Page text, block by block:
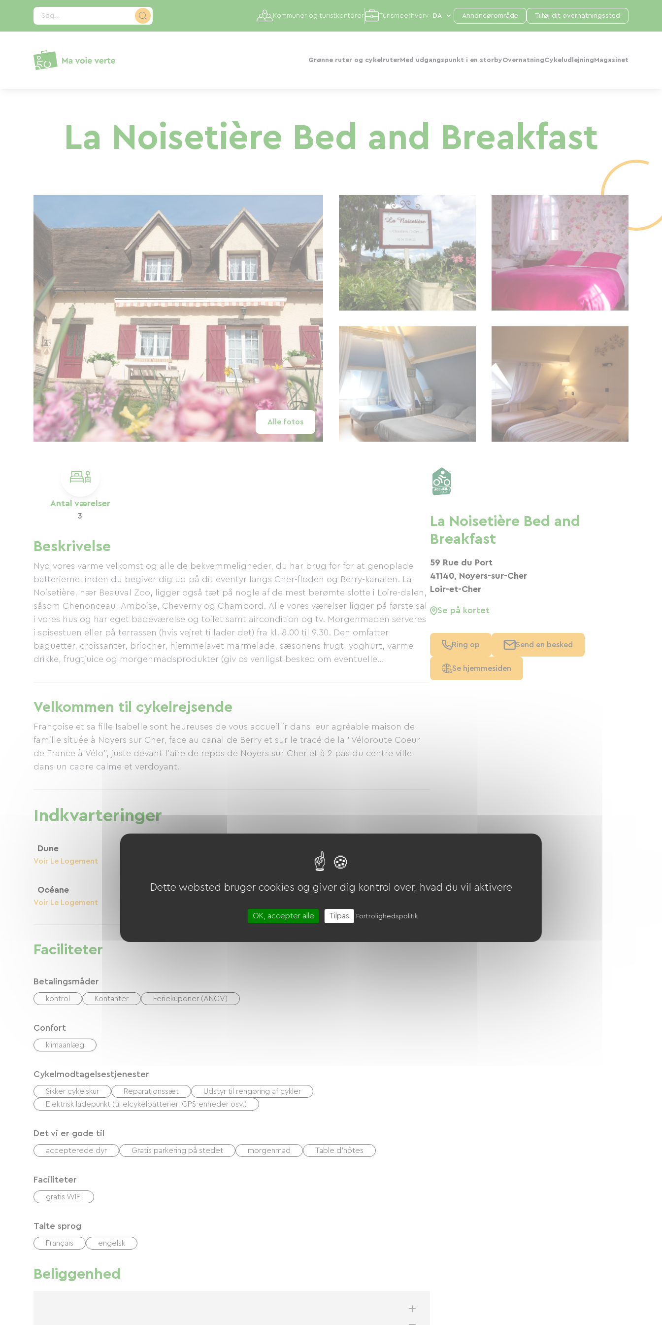
Søg...
Grønne ruter og cykelruterMed udgangspunkt i en storbyOvernatningCykeludlejning Magasinet
Kommuner og turistkontorer Turismeerhverv Annoncørområde Tilføj dit overnatningssted
La Noisetière Bed and Breakfast
Alle fotos
Antal værelser
3
Beskrivelse
Nyd vores varme velkomst og alle de bekvemmeligheder, du har brug for for at genoplade
batterierne, inden du begiver dig ud på dit eventyr langs Cher-floden og Berry-kanalen. La
Noisetière, nær Beauval Zoo, ligger også tæt på nogle af de mest berømte slotte i Loire-dalen,
såsom Chenonceau, Amboise, Cheverny og Chambord. Alle vores værelser ligger på første sal
i vores hus og har eget badeværelse og toilet samt aircondition og tv. Morgenmaden serveres
i spisestuen eller på terrassen (hvis vejret tillader det) fra kl. 8.00 til 9.30. Den omfatter
baguetter, croissanter, briocher, hjemmelavet marmelade, sæsonens frugt, yoghurt, varme
drikke, frugtjuice og morgenmadsprodukter (giv os venligst besked om eventuelle
Velkommen til cykelrejsende
Françoise et sa fille Isabelle sont heureuses de vous accueillir dans leur agréable maison de
famille située à Noyers sur Cher, face au canal de Berry et sur le tracé de la "Véloroute Coeur
de France à Vélo", juste devant l’aire de repos de Noyers sur Cher et à 2 pas du centre ville
dans un cadre calme et verdoyant.
Indkvarteringer
Dune
Voir Le Logement
Océane
Voir Le Logement
Faciliteter
Betalingsmåder
kontrol Kontanter Feriekuponer (ANCV)
Confort
klimaanlæg
Cykelmodtagelsestjenester
Sikker cykelskur Reparationssæt
Udstyr til rengøring af cykler
Elektrisk ladepunkt (til elcykelbatterier, GPS-enheder osv.)
Det vi er gode til
accepterede dyr Gratis parkering på stedet morgenmad Table d'hôtes
Faciliteter
gratis WIFI
Talte sprog
Français engelsk
Beliggenhed
La Noisetière Bed and
Breakfast
59 Rue du Port
41140, Noyers-sur-Cher
Loir-et-Cher
Se på kortet
Ring op Send en besked
Se hjemmesiden
CCookie-styringspanel
Dette websted bruger cookies og giver dig kontrol over, hvad du vil aktivere
OK, accepter alle Tilpas Fortrolighedspolitik